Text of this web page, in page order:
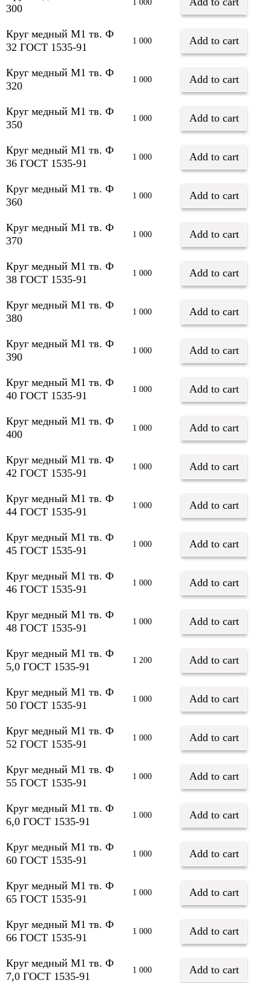
300
1 000
Круг медный М1 тв. Ф
32 ГОСТ 1535-91
1 000 Add to cart
Круг медный М1 тв. Ф
320
1 000 Add to cart
Круг медный М1 тв. Ф
350
1 000 Add to cart
Круг медный М1 тв. Ф
36 ГОСТ 1535-91
1 000 Add to cart
Круг медный М1 тв. Ф
360
1 000 Add to cart
Круг медный М1 тв. Ф
370
1 000 Add to cart
Круг медный М1 тв. Ф
38 ГОСТ 1535-91
1 000 Add to cart
Круг медный М1 тв. Ф
380
1 000 Add to cart
Круг медный М1 тв. Ф
390
1 000 Add to cart
Круг медный М1 тв. Ф
40 ГОСТ 1535-91
1 000 Add to cart
Круг медный М1 тв. Ф
400
1 000 Add to cart
Круг медный М1 тв. Ф
42 ГОСТ 1535-91
1 000 Add to cart
Круг медный М1 тв. Ф
44 ГОСТ 1535-91
1 000 Add to cart
Круг медный М1 тв. Ф
45 ГОСТ 1535-91
1 000 Add to cart
Круг медный М1 тв. Ф
46 ГОСТ 1535-91
1 000 Add to cart
Круг медный М1 тв. Ф
48 ГОСТ 1535-91
1 000 Add to cart
Круг медный М1 тв. Ф
5,0 ГОСТ 1535-91
1 200 Add to cart
Круг медный М1 тв. Ф
50 ГОСТ 1535-91
1 000 Add to cart
Круг медный М1 тв. Ф
52 ГОСТ 1535-91
1 000 Add to cart
Круг медный М1 тв. Ф
55 ГОСТ 1535-91
1 000 Add to cart
Круг медный М1 тв. Ф
6,0 ГОСТ 1535-91
1 000 Add to cart
Круг медный М1 тв. Ф
60 ГОСТ 1535-91
1 000 Add to cart
Круг медный М1 тв. Ф
65 ГОСТ 1535-91
1 000 Add to cart
Круг медный М1 тв. Ф
66 ГОСТ 1535-91
1 000 Add to cart
Круг медный М1 тв. Ф
7,0 ГОСТ 1535-91
1 000 Add to cart